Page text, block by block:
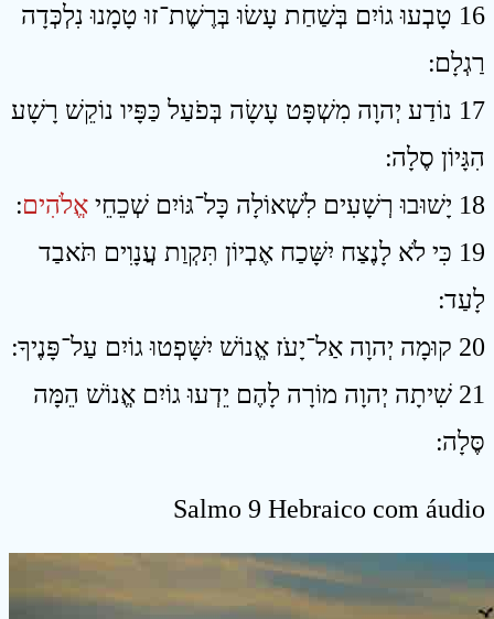
16 טָבְעוּ גוֹיִם בְּשַׁחַת עָשׂוּ בְּרֶשֶׁת־זוּ טָמָנוּ נִלְכְּדָה
רַגְלָם ׃
17 נוֹדַע יְהוָה מִשְׁפָּט עָשָׂה בְּפֹעַל כַּפָּיו נוֹקֵשׁ רָשָׁע
הִגָּיוֹן סֶלָה ׃
18 יָשׁוּבוּ רְשָׁעִים לִשְׁאוֹלָה כָּל־גּוֹיִם שְׁכֵחֵי
אֱלֹהִים׃
19 כִּי לֹא לָנֶצַח יִשָּׁכַח אֶבְיוֹן תִּקְוַת עֲנָוִים תֹּאבַד
לָעַד ׃
20 קוּמָה יְהוָה אַל־יָעֹז אֱנוֹשׁ יִשָּׁפְטוּ גוֹיִם עַל־פָּנֶיךָ ׃
21 שִׁיתָה יְהוָה מוֹרָה לָהֶם יֵדְעוּ גוֹיִם אֱנוֹשׁ הֵמָּה
סֶּלָה ׃
Salmo 9 Hebraico com áudio